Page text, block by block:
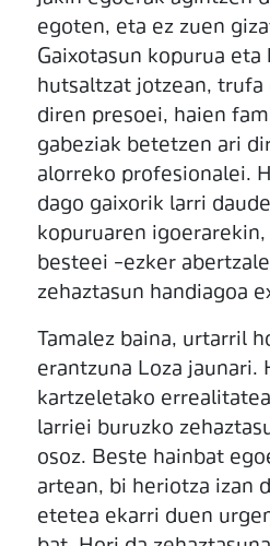
egoten, eta ez zuen
Gaixotasun kopurua eta
hutsaltzat jotzean, trufa
diren presoei, haien
gabeziak betetzen ari
alorreko profesionalei.
dago gaixorik larri
kopuruaren
besteei –ezker
zehaztasun handiagoa
Tamalez baina, urtarril
erantzuna Loza jaunari.
kartzeletako
larriei buruzko
osoz. Beste hainbat
artean, bi heriotza izan
etetea ekarri duen